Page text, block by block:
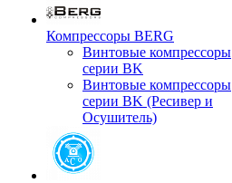
Компрессоры BERG
Винтовые компрессоры
серии BK
Винтовые компрессоры
серии BK (Ресивер и
Осушитель)